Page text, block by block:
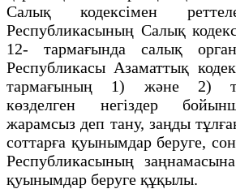
Салық кодексімен
Республикасының Салық
12- тармағында салық
Республикасы Азаматтық
тармағының 1) және 2)
көзделген негіздер
жарамсыз деп тану, заңды
соттарға қуынымдар беруге,
Республикасының
қуынымдар беруге құқылы.